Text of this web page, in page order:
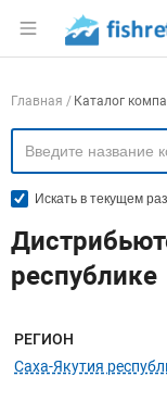
Раздел
Навигация
Главная Каталог
Искать в текущем
республике
Меню
РЕГИОН
Саха-Якутия